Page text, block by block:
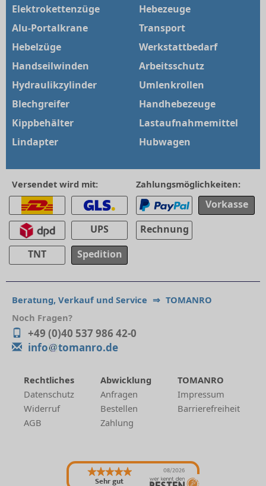
Elektrokettenzüge
Alu-Portalkrane
Hebelzüge
Handseilwinden
Hydraulikzylinder
Blechgreifer
Kippbehälter
Lindapter
Hebezeuge
Transport
Werkstattbedarf
Arbeitsschutz
Umlenkrollen
Handhebezeuge
Lastaufnahmemittel
Hubwagen
Versendet wird mit:
UPS
TNT
Spedition
Zahlungsmöglichkeiten:
Vorkasse
Rechnung
Beratung, Verkauf und Service ⇒ TOMANRO
Noch Fragen?
+49 (0)40 537 986 42-0
info
tomanro.de
Rechtliches
Datenschutz
Widerruf
AGB
Abwicklung
Anfragen
Bestellen
Zahlung
TOMANRO
Impressum
Barrierefreiheit
Sehr gut
08/2026